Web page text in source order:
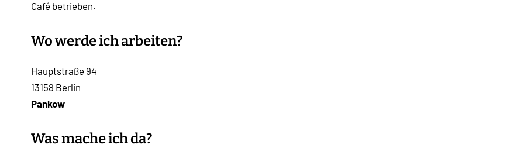
Café betrieben.
Wo werde ich arbeiten?
Hauptstraße 94
13158 Berlin
Pankow
Was mache ich da?